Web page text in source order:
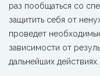
раз пообщаться со
защитить себя от
проведет
зависимости от
дальнейших действиях.